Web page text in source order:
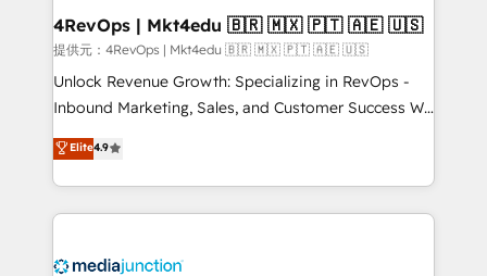
on-demand bundle services. Connect with us today!
4RevOps | Mkt4edu 🇧🇷 🇲🇽 🇵🇹 🇦🇪 🇺🇸
提供元：4RevOps | Mkt4edu 🇧🇷 🇲🇽 🇵🇹 🇦🇪 🇺🇸
Unlock Revenue Growth: Specializing in RevOps -
Inbound Marketing, Sales, and Customer Success We
specialize in driving revenue growth for companies
across industries through tailored marketing, sales,
and customer success strategies, utilizing RevOps
methodologies. As Latin America's largest HubSpot
offer unparalleled insights. Operating in five
Elite4.9